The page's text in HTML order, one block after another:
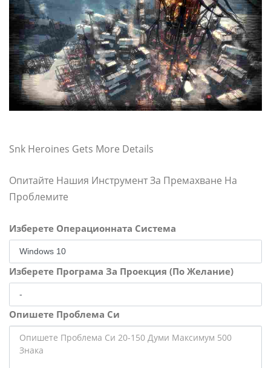
Snk Heroines Gets More Details
Опитайте Нашия Инструмент За Премахване На
Проблемите
Изберете Операционната Система
Изберете Програма За Проекция (По Желание)
Опишете Проблема Си